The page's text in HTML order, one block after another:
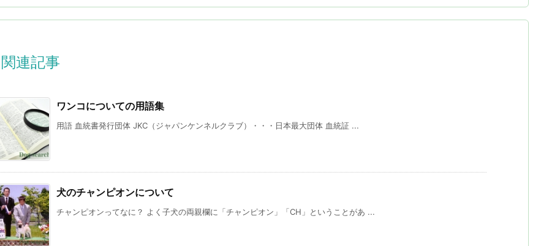
関連記事
ワンコについての用語集
用語 血統書発行団体 JKC（ジャパンケンネルクラブ）・・・日本最大団体 血統証 ...
犬のチャンピオンについて
チャンピオンってなに？ よく子犬の両親欄に「チャンピオン」「CH」ということがあ ...